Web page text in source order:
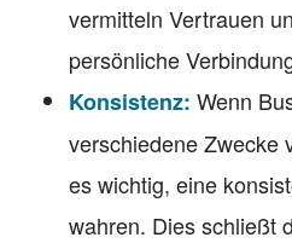
vermitteln Vertrauen
persönliche
Konsistenz: Wenn
verschiedene Zwecke
es wichtig, eine
wahren. Dies schließt